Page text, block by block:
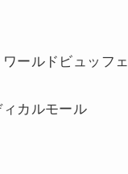
ールドビュッフェ
カルモール